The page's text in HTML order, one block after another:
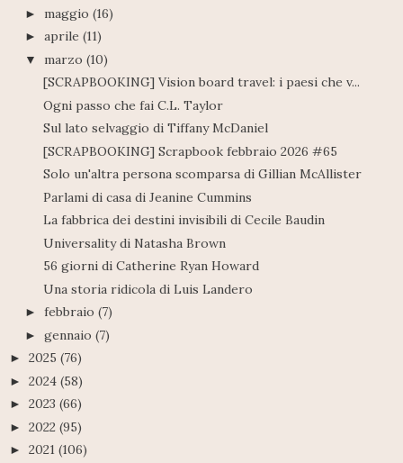
► maggio (16)
► aprile (11)
▼ marzo (10)
[SCRAPBOOKING] Vision board travel: i paesi che v...
Ogni passo che fai C.L. Taylor
Sul lato selvaggio di Tiffany McDaniel
[SCRAPBOOKING] Scrapbook febbraio 2026 #65
Solo un'altra persona scomparsa di Gillian McAllister
Parlami di casa di Jeanine Cummins
La fabbrica dei destini invisibili di Cecile Baudin
Universality di Natasha Brown
56 giorni di Catherine Ryan Howard
Una storia ridicola di Luis Landero
► febbraio (7)
► gennaio (7)
► 2025 (76)
► 2024 (58)
► 2023 (66)
► 2022 (95)
► 2021 (106)